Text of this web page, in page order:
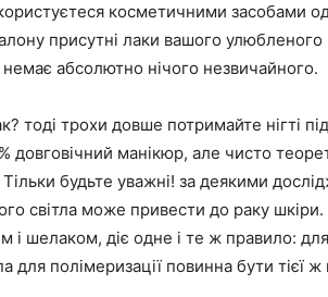
косметичними засобами
присутні лаки вашого
абсолютно нічого незвичайного.
тоді трохи довше потримайте нігті
довговічний манікюр, але чисто
будьте уважні! за деякими
світла може привести до раку
і шелаком, діє одне і те ж правило:
для полімеризації повинна бути тієї